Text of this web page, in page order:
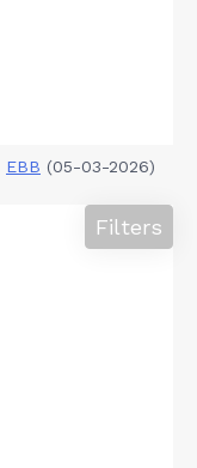
EBB (05-03-2026)
Filters